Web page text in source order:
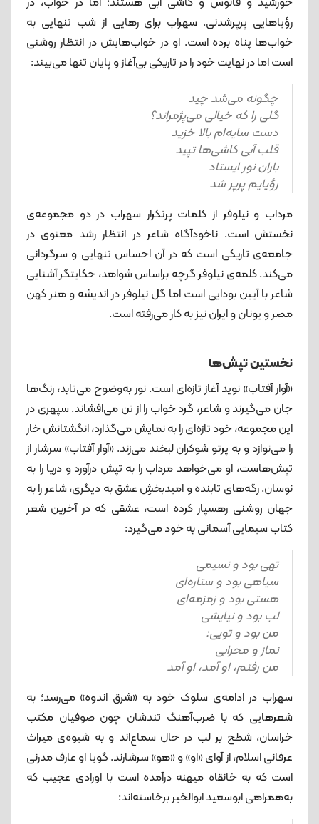
رؤیاهایی پرپرشدنی. سهراب برای رهایی از شب تنهایی به
خواب‌ها پناه برده است. او در خواب‌هایش در انتظار روشنی
است اما در نهایت خود را در تاریکی بی‌آغاز و پایان تنها می‌بیند:
چگونه می‌شد چید
گلی را که خیالی می‌پژمراند؟
دست سایه‌ام بالا خزید
قلب آبی کاشی‌ها تپید
باران نور ایستاد
رؤیایم پرپر شد
مرداب و نیلوفر از کلمات پرتکرار سهراب در دو مجموعه‌ی
نخستش است. ناخودآگاه شاعر در انتظار رشد معنوی در
جامعه‌ی تاریکی است که در آن احساس تنهایی و سرگردانی
می‌کند. کلمه‌ی نیلوفر گرچه براساس شواهد، حکایتگر آشنایی
شاعر با آیین بودایی است اما گل نیلوفر در اندیشه و هنر کهن
مصر و یونان و ایران نیز به کار می‌رفته است.
نخستین تپش‌ها
«آوار آفتاب» نوید آغاز تازه‌ای است. نور به‌وضوح می‌تابد، رنگ‌ها
جان می‌گیرند و شاعر، گرد خواب را از تن می‌افشاند. سپهری در
این مجموعه‌، خود تازه‌ای را به نمایش می‌گذارد، انگشتانش خار
را می‌نوازد و به پرتو شوکران لبخند می‌زند. «آوار آفتاب» سرشار از
تپش‌هاست، او می‌خواهد مرداب را به تپش درآورد و دریا را به
نوسان. رگه‌های تابنده و امیدبخشِ عشق به دیگری، شاعر را به
جهان روشنی رهسپار کرده است، عشقی که در آخرین شعر
کتاب سیمایی آسمانی به خود می‌گیرد:
تهی بود و نسیمی
سیاهی بود و ستاره‌ای
هستی بود و زمزمه‌ای
لب بود و نیایشی
من بود و تویی:
نماز و محرابی
من رفتم، او آمد، او آمد
سهراب در ادامه‌ی سلوک خود به «شرق اندوه» می‌رسد؛ به
شعرهایی که با ضرب‌آهنگ تندشان چون صوفیان مکتب
خراسان، شطح بر لب در حال سماع‌اند و به شیوه‌ی میراث
عرفانی اسلام، از آوای «او» و «هو» سرشارند. گویا او عارف مدرنی
است که به خانقاه میهنه درآمده است با اورادی عجیب که
به‌همراهی ابوسعید ابوالخیر برخاسته‌اند: